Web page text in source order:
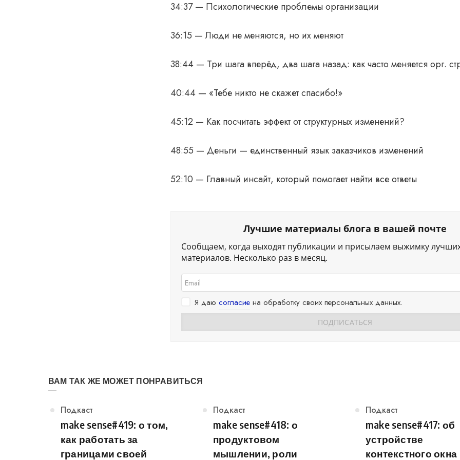
34:37 — Психологические проблемы организации
36:15 — Люди не меняются, но их меняют
38:44 — Три шага вперёд, два шага назад: как часто меняется орг.
40:44 — «Тебе никто не скажет спасибо!»
45:12 — Как посчитать эффект от структурных изменений?
48:55 — Деньги — единственный язык заказчиков изменений
52:10 — Главный инсайт, который помогает найти все ответы
Лучшие материалы блога в вашей почте
Сообщаем, когда выходят публикации и присылаем выжимку
материалов. Несколько раз в месяц.
Я даю согласие на обработку своих персональных данных.
ВАМ ТАК ЖЕ МОЖЕТ ПОНРАВИТЬСЯ
Категория
Подкаст
make sense#419: о том,
как работать за
границами своей
Категория
Подкаст
make sense#418: о
продуктовом
мышлении, роли
Категория
Подкаст
make sense#417: об
устройстве
контекстного окна